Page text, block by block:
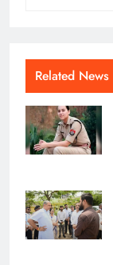
Related News